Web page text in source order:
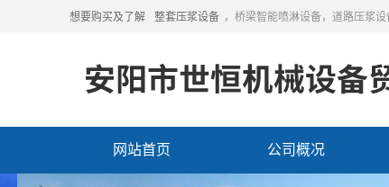
想要购买及了解 整套压浆设备 ，桥梁智能喷淋设备，道路压浆
网站首页 公司概况